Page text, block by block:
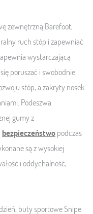
zewnętrzną Barefoot,
ruch stóp i zapewniać
wystarczającą
poruszać i swobodnie
stóp, a zakryty nosek
Podeszwa
gumy z
bezpieczeństwopodczas
są z wysokiej
i oddychalność,
buty sportowe Snipe